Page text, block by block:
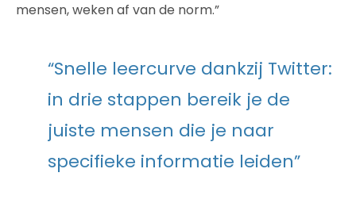
mensen, weken af van de norm.”
“Snelle leercurve dankzij Twitter:
in drie stappen bereik je de
juiste mensen die je naar
specifieke informatie leiden”